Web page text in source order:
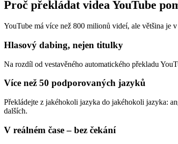
Proč překládat videa YouTube
YouTube má více než 800 milionů videí, ale většina je
Hlasový dabing, nejen titulky
Na rozdíl od vestavěného automatického překladu
Více než 50 podporovaných jazyků
Překládejte z jakéhokoli jazyka do jakéhokoli jazyka:
dalších.
V reálném čase – bez čekání